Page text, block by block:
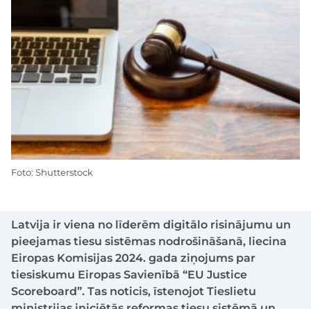
Latvija ir viena no līderēm digitālo risinājumu un
pieejamas tiesu sistēmas nodrošināšanā, liecina
Eiropas Komisijas 2024. gada ziņojums par
tiesiskumu Eiropas Savienībā “EU Justice
Scoreboard”. Tas noticis, īstenojot Tieslietu
Foto: Shutterstock